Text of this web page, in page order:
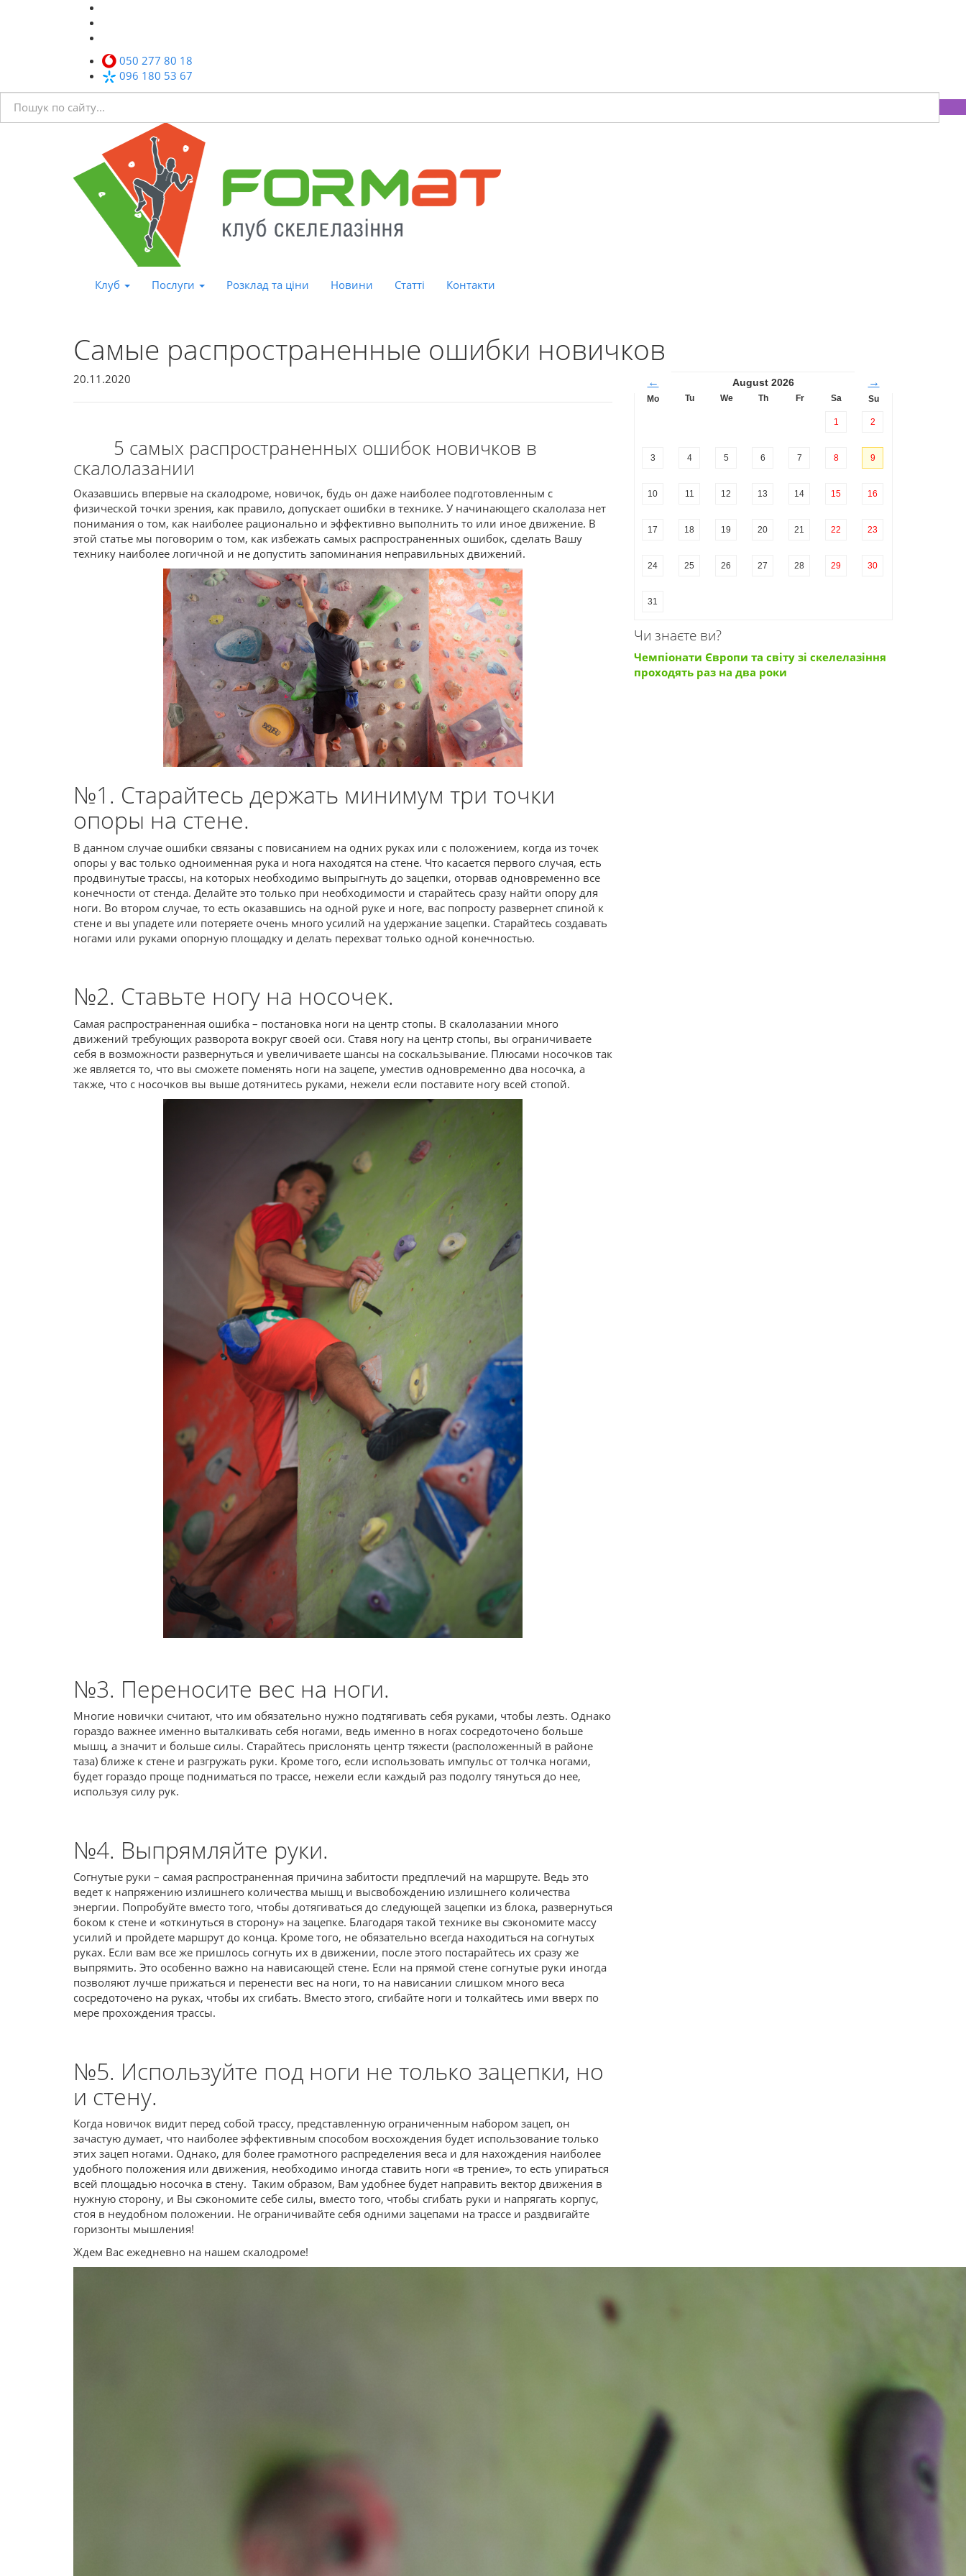
050 277 80 18
096 180 53 67
Клуб Послуги Розклад та ціни Новини Статті Контакти
Самые распространенные ошибки новичков
20.11.2020
5 самых распространенных ошибок новичков в
скалолазании
Оказавшись впервые на скалодроме, новичок, будь он даже наиболее подготовленным с
физической точки зрения, как правило, допускает ошибки в технике. У начинающего скалолаза нет
понимания о том, как наиболее рационально и эффективно выполнить то или иное движение. В
этой статье мы поговорим о том, как избежать самых распространенных ошибок, сделать Вашу
технику наиболее логичной и не допустить запоминания неправильных движений.
№1. Старайтесь держать минимум три точки
опоры на стене.
В данном случае ошибки связаны с повисанием на одних руках или с положением, когда из точек
опоры у вас только одноименная рука и нога находятся на стене. Что касается первого случая, есть
продвинутые трассы, на которых необходимо выпрыгнуть до зацепки, оторвав одновременно все
конечности от стенда. Делайте это только при необходимости и старайтесь сразу найти опору для
ноги. Во втором случае, то есть оказавшись на одной руке и ноге, вас попросту развернет спиной к
стене и вы упадете или потеряете очень много усилий на удержание зацепки. Старайтесь создавать
ногами или руками опорную площадку и делать перехват только одной конечностью.
№2. Ставьте ногу на носочек.
Самая распространенная ошибка – постановка ноги на центр стопы. В скалолазании много
движений требующих разворота вокруг своей оси. Ставя ногу на центр стопы, вы ограничиваете
себя в возможности развернуться и увеличиваете шансы на соскальзывание. Плюсами носочков так
же является то, что вы сможете поменять ноги на зацепе, уместив одновременно два носочка, а
также, что с носочков вы выше дотянитесь руками, нежели если поставите ногу всей стопой.
№3. Переносите вес на ноги.
Многие новички считают, что им обязательно нужно подтягивать себя руками, чтобы лезть. Однако
гораздо важнее именно выталкивать себя ногами, ведь именно в ногах сосредоточено больше
мышц, а значит и больше силы. Старайтесь прислонять центр тяжести (расположенный в районе
таза) ближе к стене и разгружать руки. Кроме того, если использовать импульс от толчка ногами,
будет гораздо проще подниматься по трассе, нежели если каждый раз подолгу тянуться до нее,
используя силу рук.
№4. Выпрямляйте руки.
Согнутые руки – самая распространенная причина забитости предплечий на маршруте. Ведь это
ведет к напряжению излишнего количества мышц и высвобождению излишнего количества
энергии. Попробуйте вместо того, чтобы дотягиваться до следующей зацепки из блока, развернуться
боком к стене и «откинуться в сторону» на зацепке. Благодаря такой технике вы сэкономите массу
усилий и пройдете маршрут до конца. Кроме того, не обязательно всегда находиться на согнутых
руках. Если вам все же пришлось согнуть их в движении, после этого постарайтесь их сразу же
выпрямить. Это особенно важно на нависающей стене. Если на прямой стене согнутые руки иногда
позволяют лучше прижаться и перенести вес на ноги, то на нависании слишком много веса
сосредоточено на руках, чтобы их сгибать. Вместо этого, сгибайте ноги и толкайтесь ими вверх по
мере прохождения трассы.
№5. Используйте под ноги не только зацепки, но
и стену.
Когда новичок видит перед собой трассу, представленную ограниченным набором зацеп, он
зачастую думает, что наиболее эффективным способом восхождения будет использование только
этих зацеп ногами. Однако, для более грамотного распределения веса и для нахождения наиболее
удобного положения или движения, необходимо иногда ставить ноги «в трение», то есть упираться
всей площадью носочка в стену. Таким образом, Вам удобнее будет направить вектор движения в
нужную сторону, и Вы сэкономите себе силы, вместо того, чтобы сгибать руки и напрягать корпус,
стоя в неудобном положении. Не ограничивайте себя одними зацепами на трассе и раздвигайте
горизонты мышления!
Ждем Вас ежедневно на нашем скалодроме!
← August 2026 →
Mo Tu We Th Fr Sa Su
1 2
3 4 5 6 7 8 9
10 11 12 13 14 15 16
17 18 19 20 21 22 23
24 25 26 27 28 29 30
31
Чи знаєте ви?
Чемпіонати Європи та світу зі скелелазіння
проходять раз на два роки